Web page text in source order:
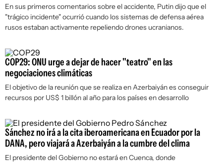
En sus primeros comentarios sobre el accidente, Putin dijo que el
"trágico incidente" ocurrió cuando los sistemas de defensa aérea
rusos estaban activamente repeliendo drones ucranianos.
COP29: ONU urge a dejar de hacer "teatro" en las
negociaciones climáticas
El objetivo de la reunión que se realiza en Azerbaiyán es conseguir
recursos por US$ 1 billón al año para los países en desarrollo
Sánchez no irá a la cita iberoamericana en Ecuador por la
DANA, pero viajará a Azerbaiyán a la cumbre del clima
El presidente del Gobierno no estará en Cuenca, donde